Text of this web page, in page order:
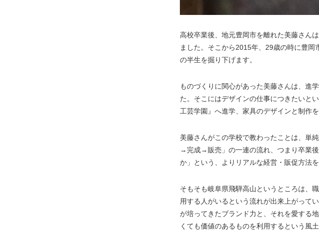
高校卒業後、地元豊岡市を離れた美藤さん
ました。そこから2015年、29歳の時に豊
の半生を掘り下げます。
ものづくりに関心があった美藤さんは、進
た。そこにはデザインの仕事につきたいと
工芸学園』へ進学、家具のデザインと制作を
美藤さんがこの学校で教わったことは、単
→完成→販売」の一連の流れ、つまり卒業
か」という、よりリアルな経営・販促方法
そもそも岐阜県飛騨高山というところは、
用する人がいるという流れが出来上がって
が培ってきたブランド力と、それを愛する
くても価値のあるものを利用するという風